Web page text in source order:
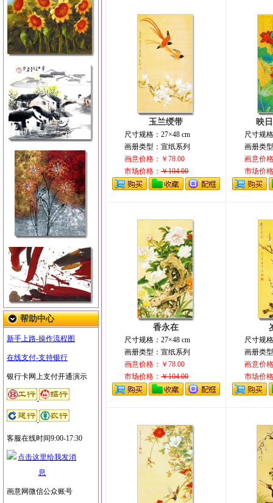
玉兰绶带
尺寸规格：27×48 cm
画册类型：宣纸系列
画意价格：￥78.00
市场价格： ￥104.00
映
尺寸规
画册类
画意价
市场价
香永在
尺寸规格：27×48 cm
画册类型：宣纸系列
画意价格：￥78.00
市场价格： ￥104.00
尺寸规
画册类
画意价
市场价
帮助中心
新手上路-操作流程图
在线支付-支持银行
银行卡网上支付开通演示
客服在线时间9:00-17:30
画意网微信公众账号